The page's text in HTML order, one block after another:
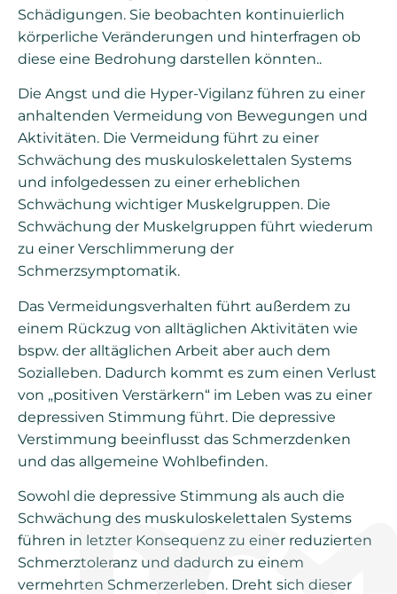
Schädigungen. Sie beobachten kontinuierlich
körperliche Veränderungen und hinterfragen ob
diese eine Bedrohung darstellen könnten..
Die Angst und die Hyper-Vigilanz führen zu einer
anhaltenden Vermeidung von Bewegungen und
Aktivitäten. Die Vermeidung führt zu einer
Schwächung des muskuloskelettalen Systems
und infolgedessen zu einer erheblichen
Schwächung wichtiger Muskelgruppen. Die
Schwächung der Muskelgruppen führt wiederum
zu einer Verschlimmerung der
Schmerzsymptomatik.
Das Vermeidungsverhalten führt außerdem zu
einem Rückzug von alltäglichen Aktivitäten wie
bspw. der alltäglichen Arbeit aber auch dem
Sozialleben. Dadurch kommt es zum einen Verlust
von „positiven Verstärkern“ im Leben was zu einer
depressiven Stimmung führt. Die depressive
Verstimmung beeinflusst das Schmerzdenken
und das allgemeine Wohlbefinden.
Sowohl die depressive Stimmung als auch die
Schwächung des muskuloskelettalen Systems
führen in letzter Konsequenz zu einer reduzierten
Schmerztoleranz und dadurch zu einem
vermehrten Schmerzerleben. Dreht sich dieser